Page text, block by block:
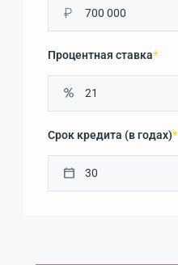
₽
Процентная ставка*
Срок кредита (в годах)*